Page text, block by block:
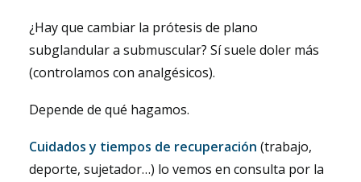
¿Hay que cambiar la prótesis de plano
subglandular a submuscular? Sí suele doler más
(controlamos con analgésicos).
Depende de qué hagamos.
Cuidados y tiempos de recuperación (trabajo,
deporte, sujetador…) lo vemos en consulta por la